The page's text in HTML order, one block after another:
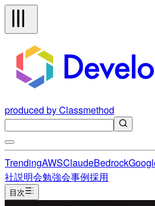
produced by Classmethod
TrendingAWSClaudeBedrock
社説明会勉強会事例採用
目次